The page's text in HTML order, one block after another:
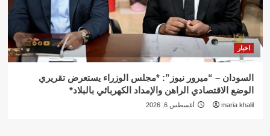
اخبار
السودان – “ميرور نيوز”: *مجلس الوزراء يستعرض تقريري
الوضع الاقتصادي الراهن والإمداد الكهربائي بالبلاد*
maria khalil أغسطس 6, 2026